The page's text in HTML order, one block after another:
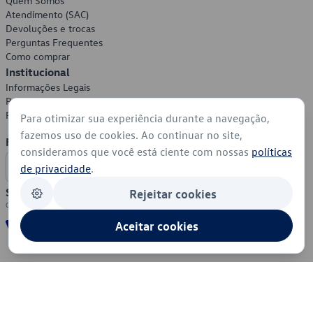
Atendimento (SAC)
Devoluções e trocas
Perguntas Frequentes
Como comprar
Institucional
Informações Legais
Política de Privacidade
Política de Cookies
Formas de Pagamento
Segurança
Para otimizar sua experiência durante a navegação,
fazemos uso de cookies. Ao continuar no site,
consideramos que você está ciente com nossas políticas
de privacidade.
Rejeitar cookies
Aceitar cookies